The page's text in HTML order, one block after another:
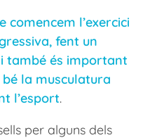
comencem l’exercici
fent un
també és important
la musculatura
l’esport.
per alguns dels